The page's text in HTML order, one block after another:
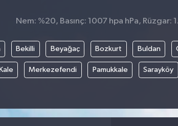
Nem: %20, Basınç: 1007 hpa hPa, Rüzgar:
Bekilli Beyağaç Bozkurt Buldan
Kale Merkezefendi Pamukkale Sarayköy